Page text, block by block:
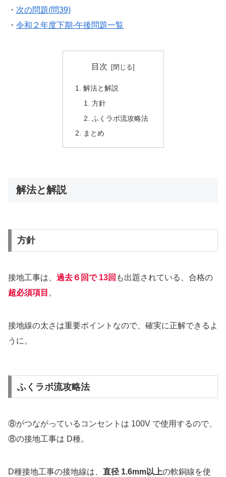
・ 次の問題(問39)
・ 令和２年度下期-午後問題一覧
目次
解法と解説
方針
ふくラボ流攻略法
まとめ
解法と解説
方針
接地工事は、 過去６回で 13回 も出題されている、合格の
超必須項目 。
接地線の太さは重要ポイントなので、確実に正解できるよ
うに。
ふくラボ流攻略法
⑧がつながっているコンセントは 100V で使用するので、
⑧の接地工事は D種。
D種接地工事の接地線は、 直径 1.6mm以上の軟銅線を使